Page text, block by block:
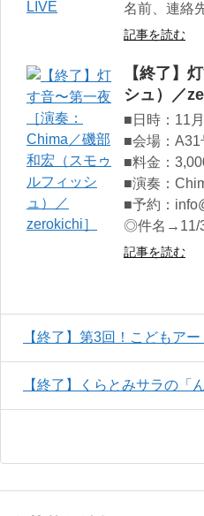
名前、連絡
記事を読む
【終了】
シュ）／
■日時：11
■会場：A31
■料金：
■演奏：
■予約：
◎件名→11/
記事を読む
【終了】第3回！こどもア
【終了】くらとみサラの「